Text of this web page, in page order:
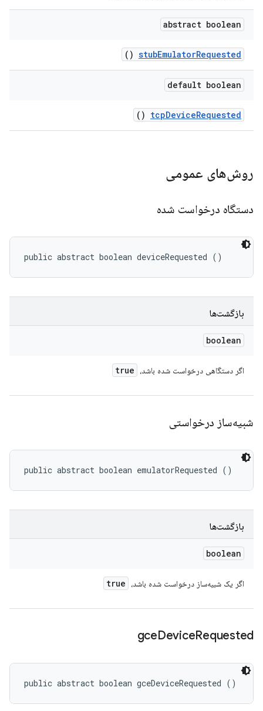
abstract boolean
stubEmulatorRequested
()
default boolean
tcpDeviceRequested
()
روش‌های عمومی
دستگاه درخواست شده
public abstract boolean deviceRequested ()
بازگشت‌ها
boolean
اگر دستگاهی درخواست شده باشد، true
شبیه‌ساز درخواستی
public abstract boolean emulatorRequested ()
بازگشت‌ها
boolean
اگر یک شبیه‌ساز درخواست شده باشد، true
gceDeviceRequested
public abstract boolean gceDeviceRequested ()